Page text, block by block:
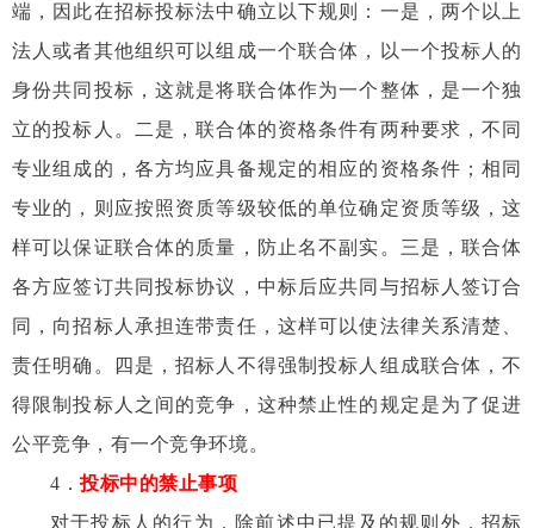
端，因此在招标投标法中确立以下规则：一是，两个以上
法人或者其他组织可以组成一个联合体，以一个投标人的
身份共同投标，这就是将联合体作为一个整体，是一个独
立的投标人。二是，联合体的资格条件有两种要求，不同
专业组成的，各方均应具备规定的相应的资格条件；相同
专业的，则应按照资质等级较低的单位确定资质等级，这
样可以保证联合体的质量，防止名不副实。三是，联合体
各方应签订共同投标协议，中标后应共同与招标人签订合
同，向招标人承担连带责任，这样可以使法律关系清楚、
责任明确。四是，招标人不得强制投标人组成联合体，不
得限制投标人之间的竞争，这种禁止性的规定是为了促进
公平竞争，有一个竞争环境。
4 ．投标中的禁止事项
对于投标人的行为，除前述中已提及的规则外，招标